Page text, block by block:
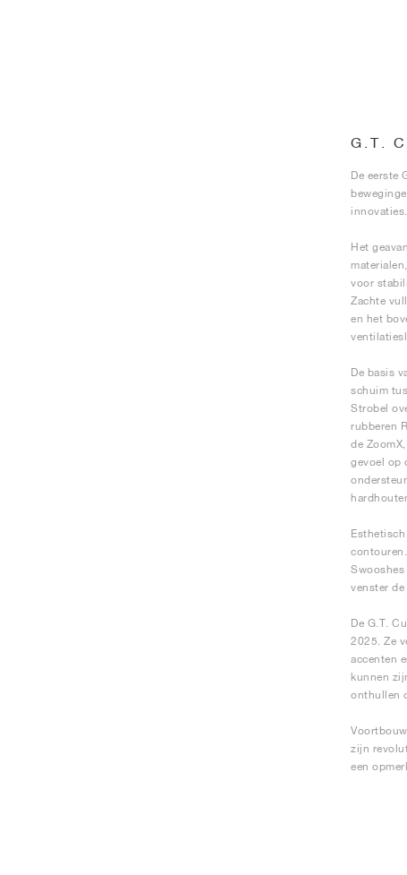
G.T.
De eerste
innovaties.
Het
voor
Zachte
en het
De basis
schuim
Strobel
rubberen
de
gevoel op
venster
De G.T.
2025. Ze
accenten
kunnen
onthullen
zijn
een